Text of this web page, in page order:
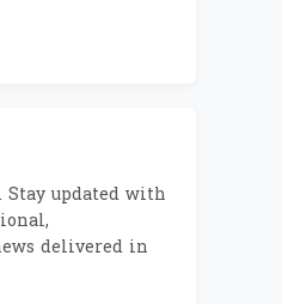
Stay updated with
delivered in